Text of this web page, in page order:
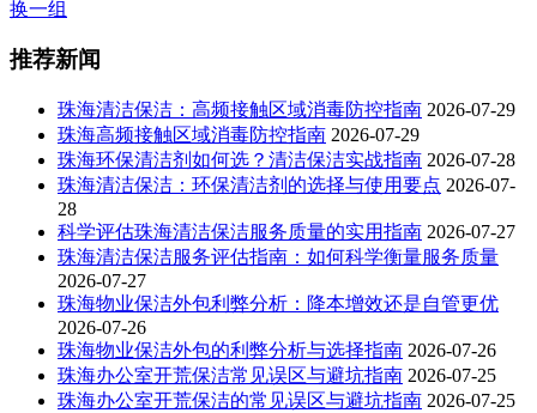
换一组
推荐新闻
珠海清洁保洁：高频接触区域消毒防控指南 2026-07-29
珠海高频接触区域消毒防控指南 2026-07-29
珠海环保清洁剂如何选？清洁保洁实战指南 2026-07-28
珠海清洁保洁：环保清洁剂的选择与使用要点 2026-07-
28
科学评估珠海清洁保洁服务质量的实用指南 2026-07-27
珠海清洁保洁服务评估指南：如何科学衡量服务质量
2026-07-27
珠海物业保洁外包利弊分析：降本增效还是自管更优
2026-07-26
珠海物业保洁外包的利弊分析与选择指南 2026-07-26
珠海办公室开荒保洁常见误区与避坑指南 2026-07-25
珠海办公室开荒保洁的常见误区与避坑指南 2026-07-25